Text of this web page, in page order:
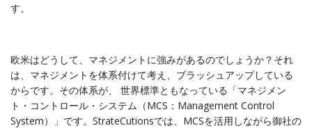
す。
欧米はどうして、マネジメントに強みがあるのでしょうか？それ
は、マネジメントを体系付けて考え、ブラッシュアップしている
からです。その体系が、 世界標準ともなっている「マネジメン
ト・コントロール・システム（MCS：Management Control
System）」です。StrateCutionsでは、MCSを活用しながら御社の